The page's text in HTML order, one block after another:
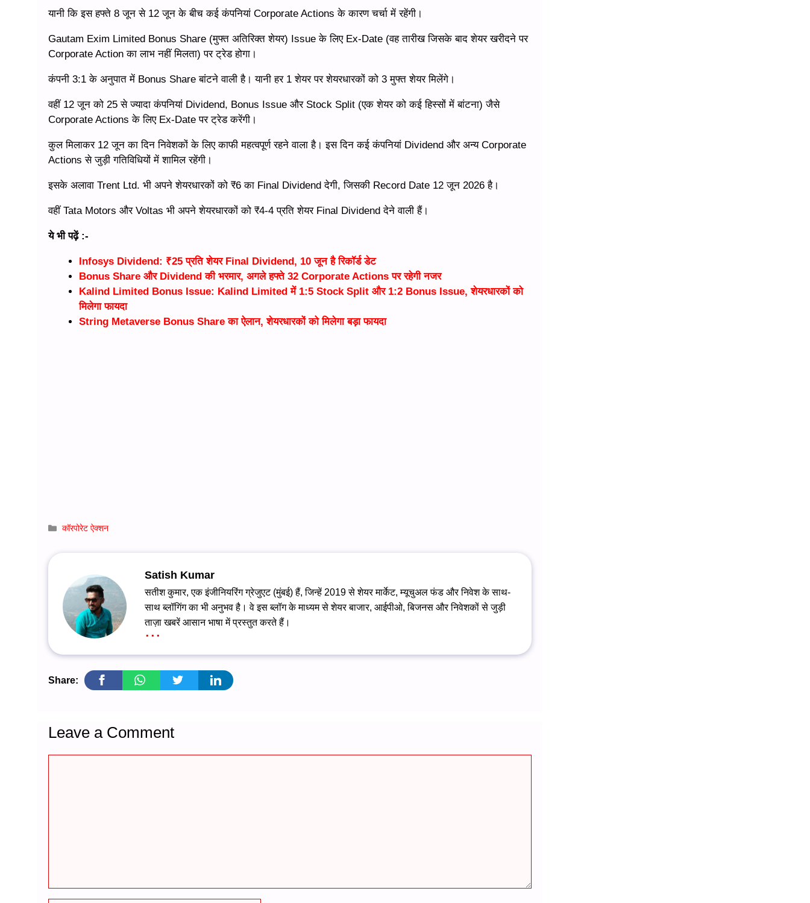
यानी कि इस हफ्ते 8 जून से 12 जून के बीच कई कंपनियां Corporate Actions के कारण चर्चा में रहेंगी।
Gautam Exim Limited Bonus Share (मुफ्त अतिरिक्त शेयर) Issue के लिए Ex-Date (वह तारीख जिसके बाद शेयर खरीदने पर
Corporate Action का लाभ नहीं मिलता) पर ट्रेड होगा।
कंपनी 3:1 के अनुपात में Bonus Share बांटने वाली है। यानी हर 1 शेयर पर शेयरधारकों को 3 मुफ्त शेयर मिलेंगे।
वहीं 12 जून को 25 से ज्यादा कंपनियां Dividend, Bonus Issue और Stock Split (एक शेयर को कई हिस्सों में बांटना) जैसे
Corporate Actions के लिए Ex-Date पर ट्रेड करेंगी।
कुल मिलाकर 12 जून का दिन निवेशकों के लिए काफी महत्वपूर्ण रहने वाला है। इस दिन कई कंपनियां Dividend और अन्य Corporate
Actions से जुड़ी गतिविधियों में शामिल रहेंगी।
इसके अलावा Trent Ltd. भी अपने शेयरधारकों को ₹6 का Final Dividend देगी, जिसकी Record Date 12 जून 2026 है।
वहीं Tata Motors और Voltas भी अपने शेयरधारकों को ₹4-4 प्रति शेयर Final Dividend देने वाली हैं।
ये भी पढ़ें :-
Infosys Dividend: ₹25 प्रति शेयर Final Dividend, 10 जून है रिकॉर्ड डेट
Bonus Share और Dividend की भरमार, अगले हफ्ते 32 Corporate Actions पर रहेगी नजर
Kalind Limited Bonus Issue: Kalind Limited में 1:5 Stock Split और 1:2 Bonus Issue, शेयरधारकों को
मिलेगा फायदा
String Metaverse Bonus Share का ऐलान, शेयरधारकों को मिलेगा बड़ा फायदा
Categories
कॉरपोरेट ऐक्शन
Satish Kumar
सतीश कुमार, एक इंजीनियरिंग ग्रेजुएट (मुंबई) हैं, जिन्हें 2019 से शेयर मार्केट, म्यूचुअल फंड और निवेश के साथ-
साथ ब्लॉगिंग का भी अनुभव है। वे इस ब्लॉग के माध्यम से शेयर बाजार, आईपीओ, बिजनस और निवेशकों से जुड़ी
ताज़ा खबरें आसान भाषा में प्रस्तुत करते हैं।
...
Share:
Leave a Comment